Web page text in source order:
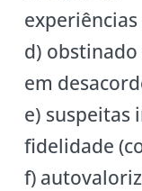
d)
em
e) suspeitas
fidelidade
f)